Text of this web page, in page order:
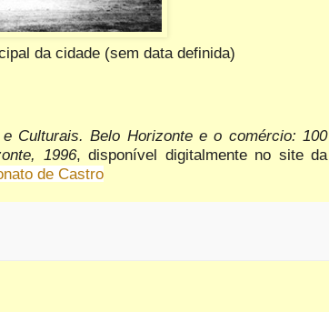
da cidade (sem data definida)
Culturais. Belo Horizonte e o comércio: 100
1996, disponível digitalmente no site da
de Castro